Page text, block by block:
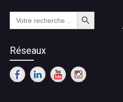
Search
for:
Search Button
Réseaux